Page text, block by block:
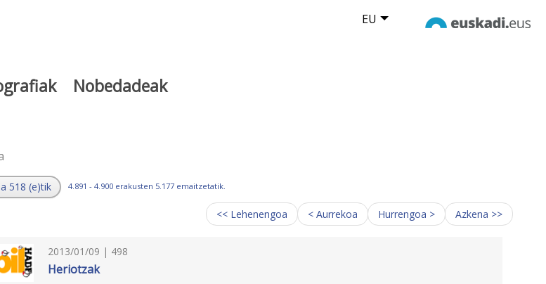
EU
Nobedadeak
518 (e)tik 4.891 - 4.900 erakusten 5.177 emaitzetatik.
<< Lehenengoa < Aurrekoa Hurrengoa > Azkena >>
2013/01/09 | 498
Heriotzak